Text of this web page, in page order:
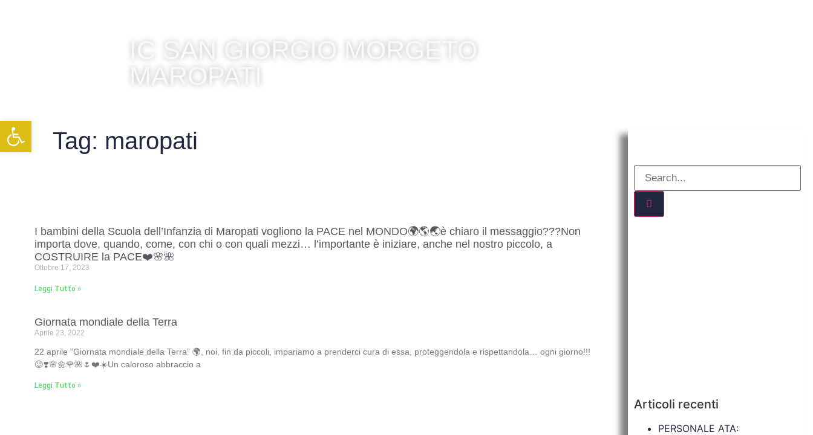
IC SAN GIORGIO MORGETO
MAROPATI
Tag: maropati
I bambini della Scuola dell’Infanzia di Maropati vogliono la PACE nel MONDO🌍🌎🌏è chiaro il messaggio???Non
importa dove, quando, come, con chi o con quali mezzi… l’importante è iniziare, anche nel nostro piccolo, a
COSTRUIRE la PACE❤️🌸🌺
Ottobre 17, 2023
Leggi Tutto »
Giornata mondiale della Terra
Aprile 23, 2022
22 aprile “Giornata mondiale della Terra” 🌍, noi, fin da piccoli, impariamo a prenderci cura di essa, proteggendola e rispettandola… ogni giorno!!!
😉❣️🌸🌼🌹🌺🌷❤️☀️Un caloroso abbraccio a
Leggi Tutto »
Articoli recenti
PERSONALE ATA:
Apri la barra degli strumenti